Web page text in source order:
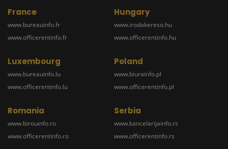
France
www.bureauinfo.fr
www.officerentinfo.fr
Hungary
www.irodakereso.hu
www.officerentinfo.hu
Luxembourg
www.bureauinfo.lu
www.officerentinfo.lu
Poland
www.biurainfo.pl
www.officerentinfo.pl
Romania
www.birouinfo.ro
www.officerentinfo.ro
Serbia
www.kancelarijainfo.rs
www.officerentinfo.rs